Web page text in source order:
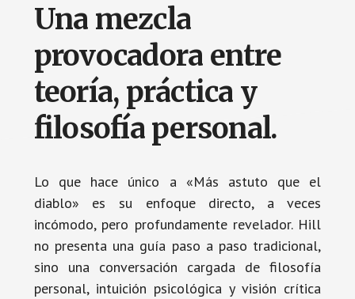
Una mezcla
provocadora entre
teoría, práctica y
filosofía personal.
Lo que hace único a «Más astuto que el
diablo» es su enfoque directo, a veces
incómodo, pero profundamente revelador. Hill
no presenta una guía paso a paso tradicional,
sino una conversación cargada de filosofía
personal, intuición psicológica y visión crítica